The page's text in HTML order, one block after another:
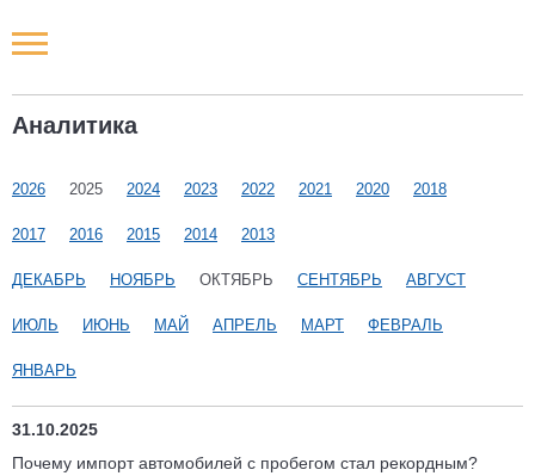
Аналитика
2026 2025 2024 2023 2022 2021 2020 2018
2017 2016 2015 2014 2013
ДЕКАБРЬ НОЯБРЬ ОКТЯБРЬ СЕНТЯБРЬ АВГУСТ
ИЮЛЬ ИЮНЬ МАЙ АПРЕЛЬ МАРТ ФЕВРАЛЬ
ЯНВАРЬ
31.10.2025
Почему импорт автомобилей с пробегом стал рекордным?
Новости РФ
Наши мероприятия
Статьи